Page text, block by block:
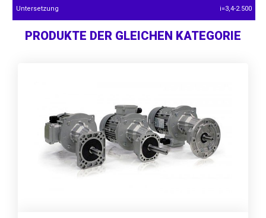
Untersetzung i=3,4-2.500
PRODUKTE DER GLEICHEN KATEGORIE